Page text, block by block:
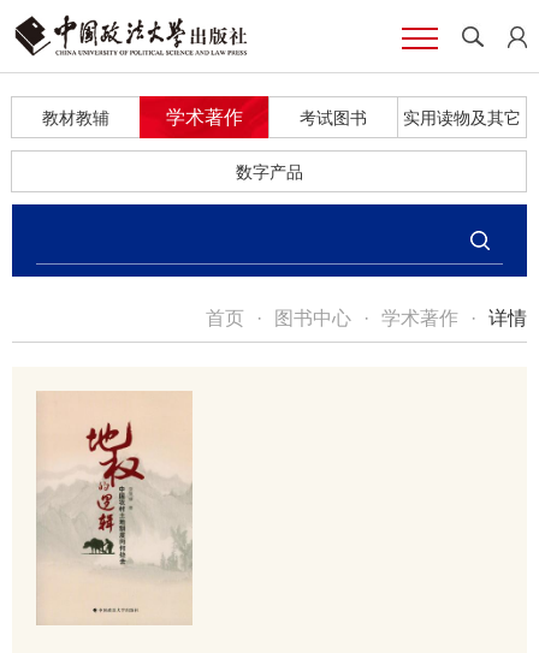
教材教辅 学术著作 考试图书 实用读物及其它
数字产品
首页 · 图书中心 · 学术著作 · 详情